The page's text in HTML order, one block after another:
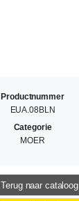
Productnummer
EUA.08BLN
Categorie
MOER
Terug naar cataloog